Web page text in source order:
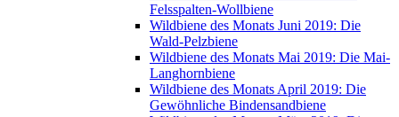
Felsspalten-Wollbiene
Wildbiene des Monats Juni 2019: Die
Wald-Pelzbiene
Wildbiene des Monats Mai 2019: Die Mai-
Langhornbiene
Wildbiene des Monats April 2019: Die
Gewöhnliche Bindensandbiene